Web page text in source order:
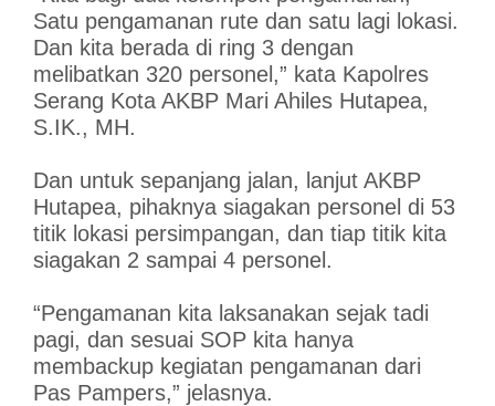
Satu pengamanan rute dan satu lagi lokasi.
Dan kita berada di ring 3 dengan
melibatkan 320 personel,” kata Kapolres
Serang Kota AKBP Mari Ahiles Hutapea,
S.IK., MH.
Dan untuk sepanjang jalan, lanjut AKBP
Hutapea, pihaknya siagakan personel di 53
titik lokasi persimpangan, dan tiap titik kita
siagakan 2 sampai 4 personel.
“Pengamanan kita laksanakan sejak tadi
pagi, dan sesuai SOP kita hanya
membackup kegiatan pengamanan dari
Pas Pampers,” jelasnya.